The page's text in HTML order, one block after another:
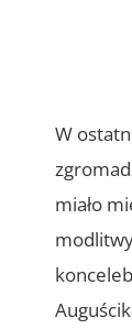
W
miało